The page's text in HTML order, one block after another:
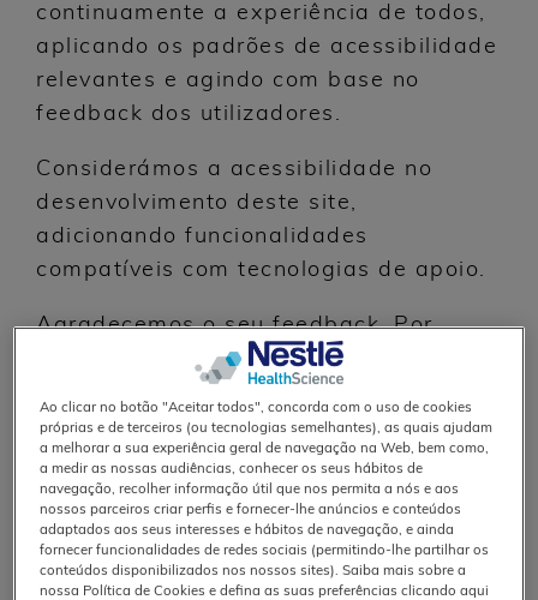
continuamente a experiência de todos,
aplicando os padrões de acessibilidade
relevantes e agindo com base no
feedback dos utilizadores.
Considerámos a acessibilidade no
desenvolvimento deste site,
adicionando funcionalidades
compatíveis com tecnologias de apoio.
Agradecemos o seu feedback. Por
entre em contacto connosco
acessibilidade ao navegar neste site.
1. Estado de conformidade
Este site está parcialmente conforme
com as
Ao clicar no botão "Aceitar todos", concorda com o uso de cookies
próprias e de terceiros (ou tecnologias semelhantes), as quais ajudam
a melhorar a sua experiência geral de navegação na Web, bem como,
a medir as nossas audiências, conhecer os seus hábitos de
navegação, recolher informação útil que nos permita a nós e aos
nossos parceiros criar perfis e fornecer-lhe anúncios e conteúdos
adaptados aos seus interesses e hábitos de navegação, e ainda
fornecer funcionalidades de redes sociais (permitindo-lhe partilhar os
conteúdos disponibilizados nos nossos sites). Saiba mais sobre a
nossa Política de Cookies e defina as suas preferências clicando aqui